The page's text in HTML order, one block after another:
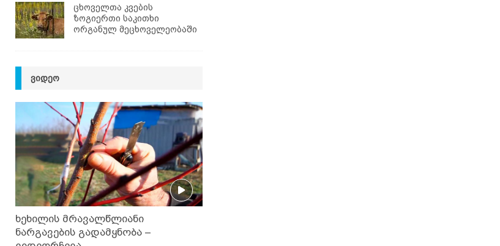
ცხოველთა კვების
ზოგიერთი საკითხი
ორგანულ მეცხოველეობაში
ᲕᲘᲓᲔᲝ
ხეხილის მრავალწლიანი
ნარგავების გადამყნობა –